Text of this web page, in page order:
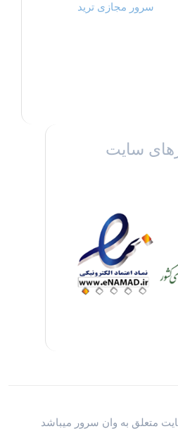
سرور مجازی ترید
سایت
متعلق به وان سرور میباشد